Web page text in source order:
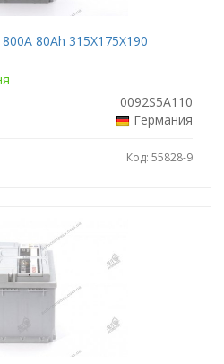
80Ah 315X175X190
0092S5A110
Германия
Код: 55828-9